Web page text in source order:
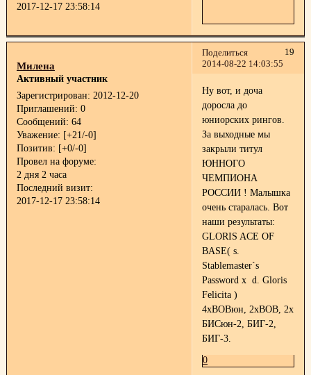
2017-12-17 23:58:14
Поделиться
19
2014-08-22 14:03:55
Милена
Активный участник
Зарегистрирован: 2012-12-20
Приглашений: 0
Сообщений: 64
Уважение: [+21/-0]
Позитив: [+0/-0]
Провел на форуме:
2 дня 2 часа
Последний визит:
2017-12-17 23:58:14
Ну вот, и доча
доросла до
юниорских рингов.
За выходные мы
закрыли титул
ЮННОГО
ЧЕМПИОНА
РОССИИ ! Малышка
очень старалась. Вот
наши результаты:
GLORIS ACE OF
BASE( s.
Stablemaster`s
Password х d. Gloris
Felicita )
4хВОВюн, 2хВОВ, 2х
БИСюн-2, БИГ-2,
БИГ-3.
0